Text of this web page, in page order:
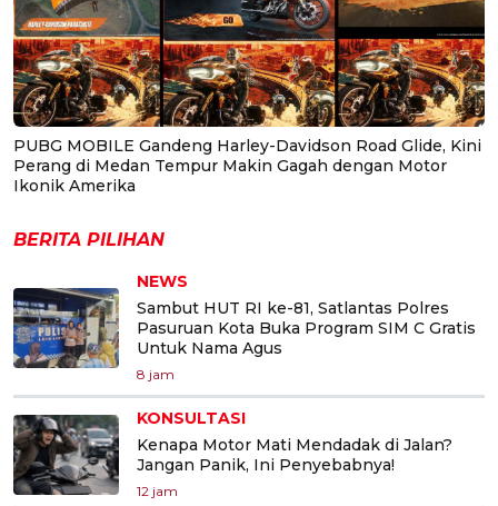
PUBG MOBILE Gandeng Harley-Davidson Road Glide, Kini
Perang di Medan Tempur Makin Gagah dengan Motor
Ikonik Amerika
BERITA PILIHAN
NEWS
Sambut HUT RI ke-81, Satlantas Polres
Pasuruan Kota Buka Program SIM C Gratis
Untuk Nama Agus
8 jam
KONSULTASI
Kenapa Motor Mati Mendadak di Jalan?
Jangan Panik, Ini Penyebabnya!
12 jam